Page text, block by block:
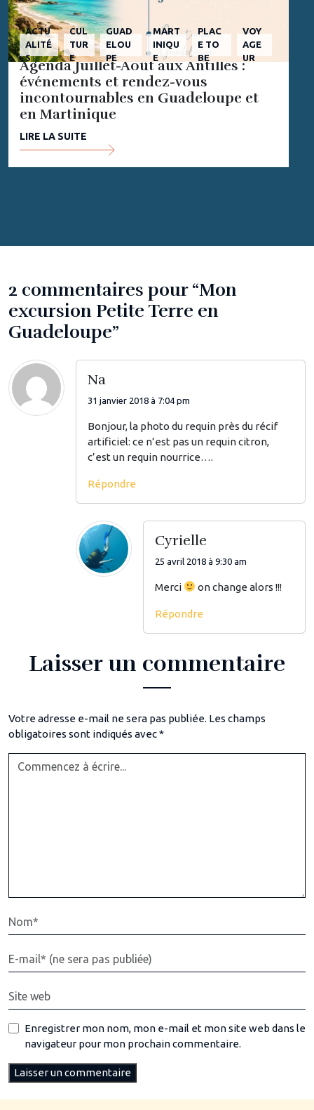
ACTU
ALITÉ
S
CUL
TUR
E
GUAD
ELOU
PE
MART
INIQU
E
PLAC
E TO
BE
VOY
AGE
UR
Agenda Juillet-Août aux Antilles :
événements et rendez-vous
incontournables en Guadeloupe et
en Martinique
LIRE LA SUITE
2 commentaires pour “Mon
excursion Petite Terre en
Guadeloupe”
Na
31 janvier 2018 à 7:04 pm
Bonjour, la photo du requin près du récif
artificiel: ce n’est pas un requin citron,
c’est un requin nourrice….
Répondre
Cyrielle
25 avril 2018 à 9:30 am
Merci on change alors !!!
Répondre
Laisser un commentaire
Votre adresse e-mail ne sera pas publiée. Les champs
obligatoires sont indiqués avec*
Enregistrer mon nom, mon e-mail et mon site web dans le
navigateur pour mon prochain commentaire.